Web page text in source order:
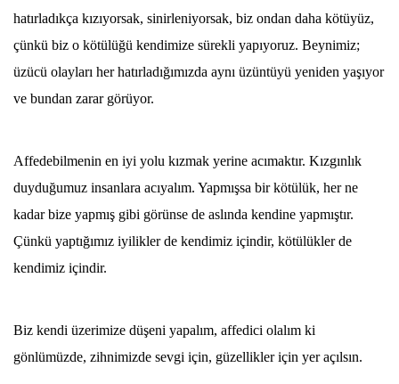
hatırladıkça kızıyorsak, sinirleniyorsak, biz ondan daha kötüyüz,
çünkü biz o kötülüğü kendimize sürekli yapıyoruz. Beynimiz;
üzücü olayları her hatırladığımızda aynı üzüntüyü yeniden yaşıyor
ve bundan zarar görüyor.
Affedebilmenin en iyi yolu kızmak yerine acımaktır. Kızgınlık
duyduğumuz insanlara acıyalım. Yapmışsa bir kötülük, her ne
kadar bize yapmış gibi görünse de aslında kendine yapmıştır.
Çünkü yaptığımız iyilikler de kendimiz içindir, kötülükler de
kendimiz içindir.
Biz kendi üzerimize düşeni yapalım, affedici olalım ki
gönlümüzde, zihnimizde sevgi için, güzellikler için yer açılsın.